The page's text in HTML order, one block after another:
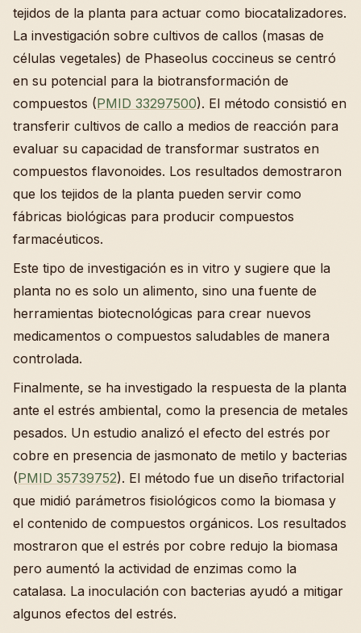
tejidos de la planta para actuar como biocatalizadores.
La investigación sobre cultivos de callos (masas de
células vegetales) de Phaseolus coccineus se centró
en su potencial para la biotransformación de
compuestos (PMID 33297500). El método consistió en
transferir cultivos de callo a medios de reacción para
evaluar su capacidad de transformar sustratos en
compuestos flavonoides. Los resultados demostraron
que los tejidos de la planta pueden servir como
fábricas biológicas para producir compuestos
farmacéuticos.
Este tipo de investigación es in vitro y sugiere que la
planta no es solo un alimento, sino una fuente de
herramientas biotecnológicas para crear nuevos
medicamentos o compuestos saludables de manera
controlada.
Finalmente, se ha investigado la respuesta de la planta
ante el estrés ambiental, como la presencia de metales
pesados. Un estudio analizó el efecto del estrés por
cobre en presencia de jasmonato de metilo y bacterias
(PMID 35739752). El método fue un diseño trifactorial
que midió parámetros fisiológicos como la biomasa y
el contenido de compuestos orgánicos. Los resultados
mostraron que el estrés por cobre redujo la biomasa
pero aumentó la actividad de enzimas como la
catalasa. La inoculación con bacterias ayudó a mitigar
algunos efectos del estrés.